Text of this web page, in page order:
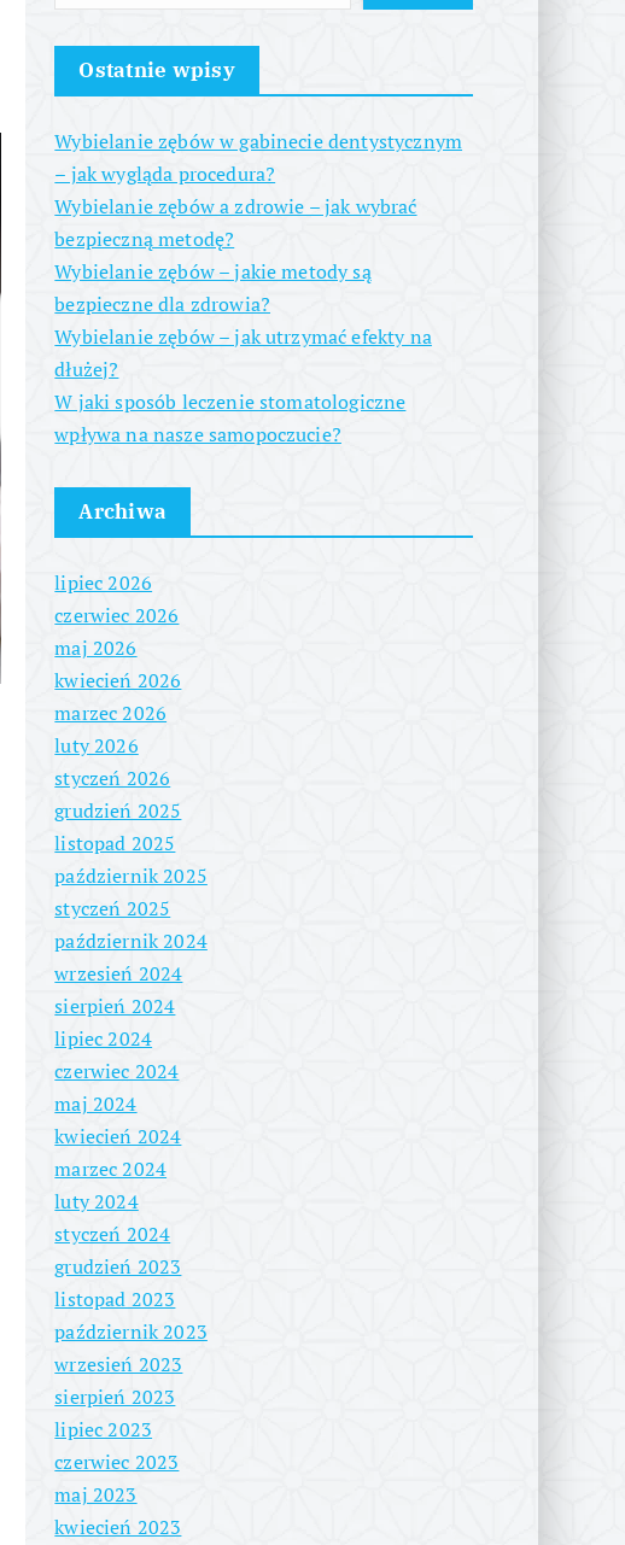
Ostatnie wpisy
Wybielanie zębów w gabinecie dentystycznym
– jak wygląda procedura?
Wybielanie zębów a zdrowie – jak wybrać
bezpieczną metodę?
Wybielanie zębów – jakie metody są
bezpieczne dla zdrowia?
Wybielanie zębów – jak utrzymać efekty na
dłużej?
W jaki sposób leczenie stomatologiczne
wpływa na nasze samopoczucie?
Archiwa
lipiec 2026
czerwiec 2026
maj 2026
kwiecień 2026
marzec 2026
luty 2026
styczeń 2026
grudzień 2025
listopad 2025
październik 2025
styczeń 2025
październik 2024
wrzesień 2024
sierpień 2024
lipiec 2024
czerwiec 2024
maj 2024
kwiecień 2024
marzec 2024
luty 2024
styczeń 2024
grudzień 2023
listopad 2023
październik 2023
wrzesień 2023
sierpień 2023
lipiec 2023
czerwiec 2023
maj 2023
kwiecień 2023